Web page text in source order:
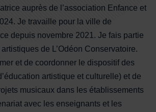
auprès de l’association Enfance et
Je travaille pour la ville de
depuis novembre 2021. Je fais partie
de L’Odéon Conservatoire.
et de coordonner le dispositif des
artistique et culturelle) et de
musicaux dans les établissements
avec les enseignants et les